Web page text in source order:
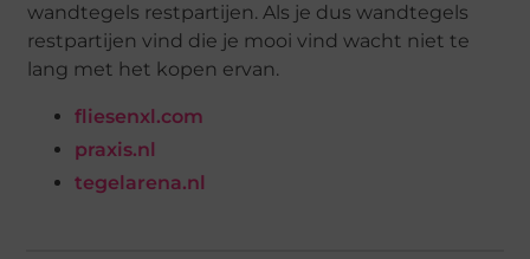
wandtegels restpartijen. Als je dus wandtegels
restpartijen vind die je mooi vind wacht niet te
lang met het kopen ervan.
fliesenxl.com
praxis.nl
tegelarena.nl